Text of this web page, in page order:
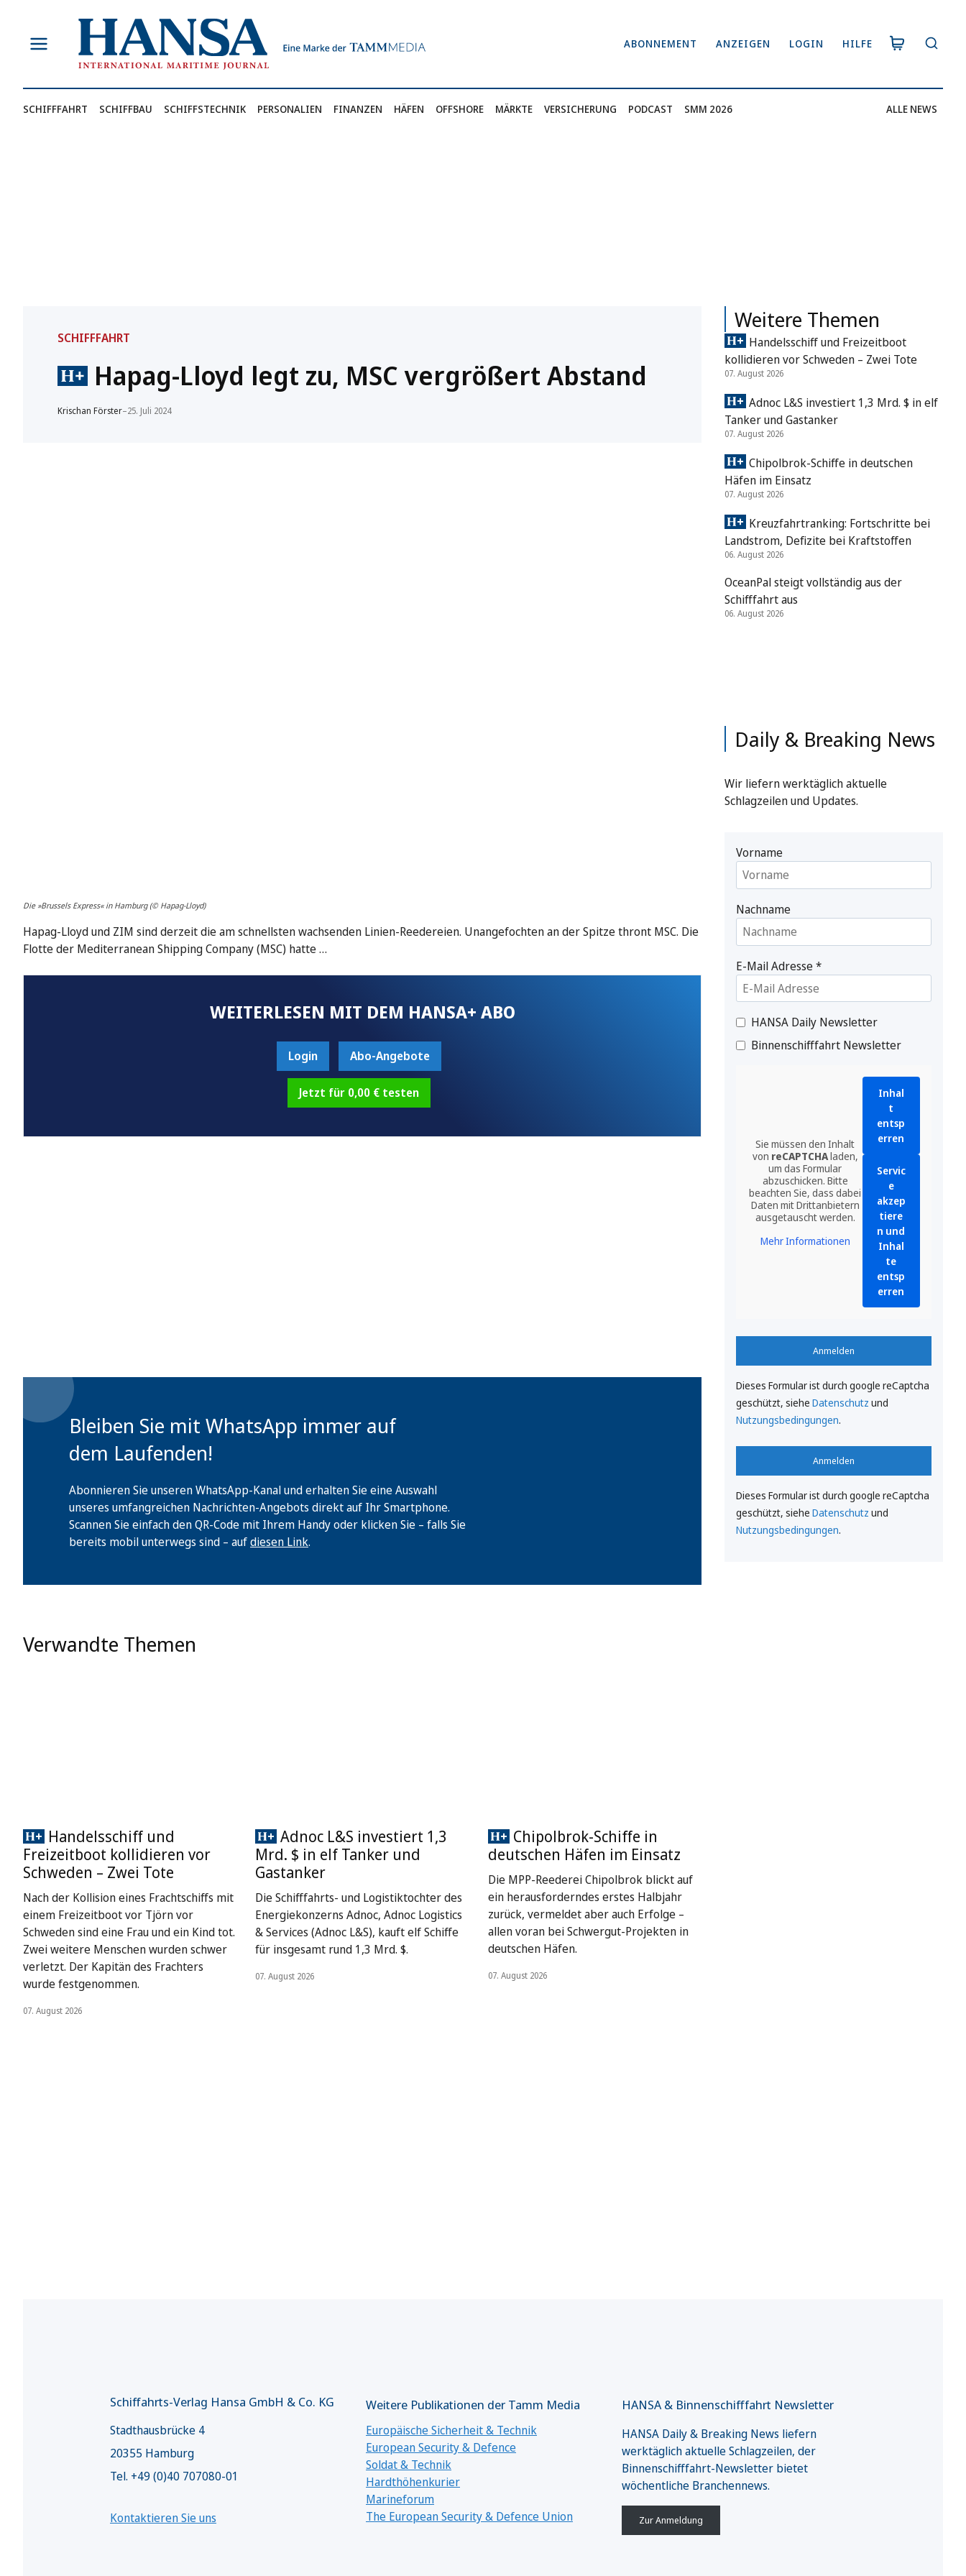
springen
ABONNEMENT ANZEIGEN LOGIN HILFE
SCHIFFFAHRT SCHIFFBAU SCHIFFSTECHNIK PERSONALIEN FINANZEN HÄFEN OFFSHORE MÄRKTE VERSICHERUNG PODCAST SMM 2026 ALLE NEWS
SCHIFFFAHRT
Hapag-Lloyd legt zu, MSC vergrößert Abstand
Krischan Förster–25. Juli 2024
Die »Brussels Express« in Hamburg (© Hapag-Lloyd)
Hapag-Lloyd und ZIM sind derzeit die am schnellsten wachsenden Linien-Reedereien. Unangefochten an der Spitze thront MSC. Die
Flotte der Mediterranean Shipping Company (MSC) hatte …
WEITERLESEN MIT DEM HANSA+ ABO
Login Abo-Angebote
Jetzt für 0,00 € testen
Bleiben Sie mit WhatsApp immer auf
dem Laufenden!
Abonnieren Sie unseren WhatsApp-Kanal und erhalten Sie eine Auswahl
unseres umfangreichen Nachrichten-Angebots direkt auf Ihr Smartphone.
Scannen Sie einfach den QR-Code mit Ihrem Handy oder klicken Sie – falls Sie
bereits mobil unterwegs sind – aufdiesen Link.
Verwandte Themen
Handelsschiff und
Freizeitboot kollidieren vor
Schweden – Zwei Tote
Nach der Kollision eines Frachtschiffs mit
einem Freizeitboot vor Tjörn vor
Schweden sind eine Frau und ein Kind tot.
Zwei weitere Menschen wurden schwer
verletzt. Der Kapitän des Frachters
wurde festgenommen.
07. August 2026
Adnoc L&S investiert 1,3
Mrd. $ in elf Tanker und
Gastanker
Die Schifffahrts- und Logistiktochter des
Energiekonzerns Adnoc, Adnoc Logistics
& Services (Adnoc L&S), kauft elf Schiffe
für insgesamt rund 1,3 Mrd. $.
07. August 2026
Chipolbrok-Schiffe in
deutschen Häfen im Einsatz
Die MPP-Reederei Chipolbrok blickt auf
ein herausforderndes erstes Halbjahr
zurück, vermeldet aber auch Erfolge –
allen voran bei Schwergut-Projekten in
deutschen Häfen.
07. August 2026
Weitere Themen
Handelsschiff und Freizeitboot
kollidieren vor Schweden – Zwei Tote
07. August 2026
Adnoc L&S investiert 1,3 Mrd. $ in elf
Tanker und Gastanker
07. August 2026
Chipolbrok-Schiffe in deutschen
Häfen im Einsatz
07. August 2026
Kreuzfahrtranking: Fortschritte bei
Landstrom, Defizite bei Kraftstoffen
06. August 2026
OceanPal steigt vollständig aus der
Schifffahrt aus
06. August 2026
Daily & Breaking News
Wir liefern werktäglich aktuelle
Schlagzeilen und Updates.
Vorname
Nachname
E-Mail Adresse*
HANSA Daily Newsletter
Binnenschifffahrt Newsletter
Sie müssen den Inhalt
von reCAPTCHAladen,
um das Formular
abzuschicken. Bitte
beachten Sie, dass dabei
Daten mit Drittanbietern
ausgetauscht werden.
Mehr Informationen
Inhal
t
entsp
erren
Servic
e
akzep
tiere
n und
Inhal
te
entsp
erren
Anmelden
Dieses Formular ist durch google reCaptcha
geschützt, siehe Datenschutz und
Nutzungsbedingungen.
Anmelden
Dieses Formular ist durch google reCaptcha
geschützt, siehe Datenschutz und
Nutzungsbedingungen.
Schiffahrts-Verlag Hansa GmbH & Co. KG
Stadthausbrücke 4
20355 Hamburg
Tel. +49 (0)40 707080-01
Kontaktieren Sie uns
Weitere Publikationen der Tamm Media
Europäische Sicherheit & Technik
European Security & Defence
Soldat & Technik
Hardthöhenkurier
Marineforum
The European Security & Defence Union
HANSA & Binnenschifffahrt Newsletter
HANSA Daily & Breaking News liefern
werktäglich aktuelle Schlagzeilen, der
Binnenschifffahrt-Newsletter bietet
wöchentliche Branchennews.
Zur Anmeldung